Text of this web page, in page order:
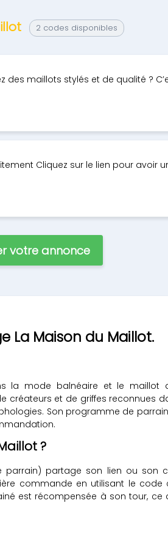
2 codes disponibles
des maillots stylés et de qualité ?
Cliquez sur le lien pour avoir
votre annonce
La Maison du Maillot.
la mode balnéaire et le
et de griffes reconnues
Son programme de
?
partage son lien ou son
commande en utilisant le
est récompensée à son tour, ce